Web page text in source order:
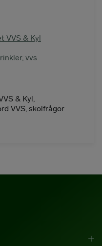
VVS & Kyl
vvs
& Kyl,
VVS, skolfrågor